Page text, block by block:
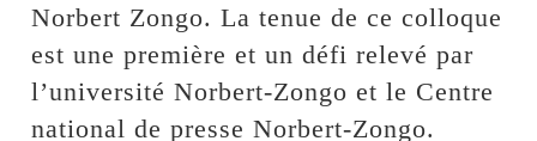
Norbert Zongo. La tenue de ce colloque
est une première et un défi relevé par
l’université Norbert-Zongo et le Centre
national de presse Norbert-Zongo.